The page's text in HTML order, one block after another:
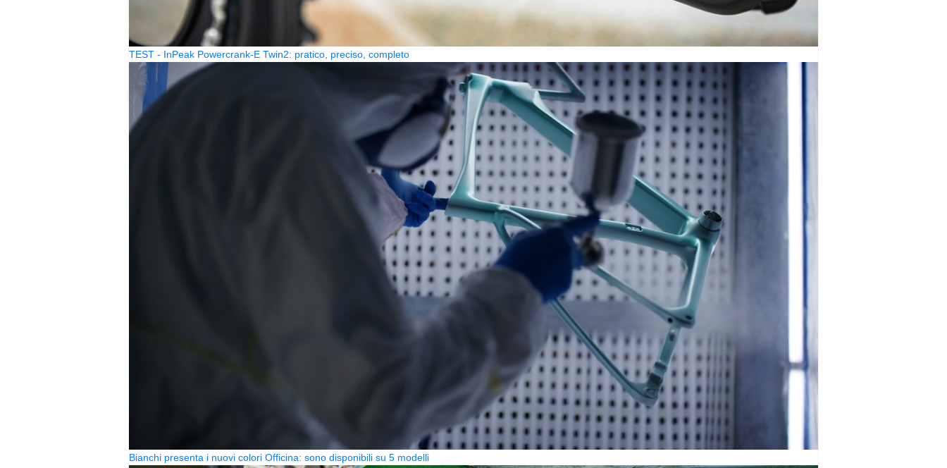
TEST - InPeak Powercrank-E Twin2: pratico, preciso, completo
Bianchi presenta i nuovi colori Officina: sono disponibili su 5 modelli